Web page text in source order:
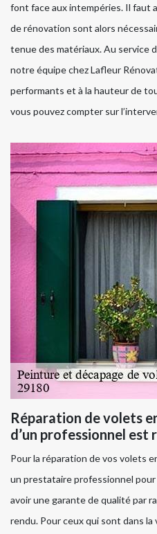
font face aux intempéries. Il faut
de rénovation sont alors
tenue des matériaux. Au service
notre équipe chez Lafleur
performants et à la hauteur de
vous pouvez compter sur
Réparation de volets
d’un professionnel est
Pour la réparation de vos volets
un prestataire professionnel
avoir une garante de qualité par
rendu. Pour ceux qui sont dans